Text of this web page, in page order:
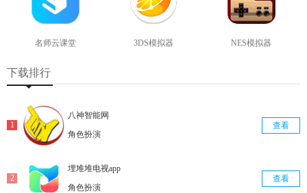
名师云课堂 3DS模拟器 NES模拟器
下载排行
八神智能网
角色扮演
查看
埋堆堆电视app
角色扮演
查看